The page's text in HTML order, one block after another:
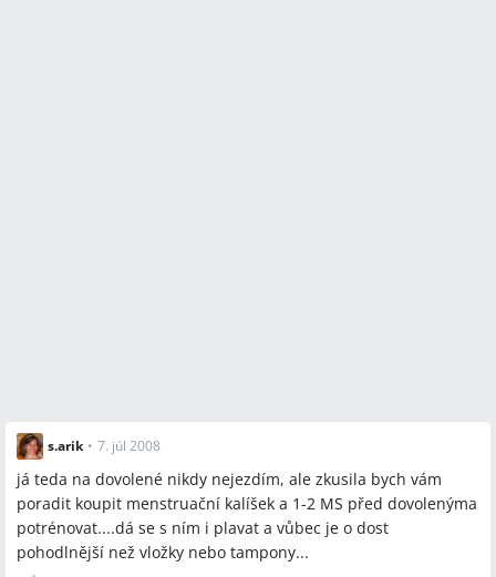
s.arik • 7. júl 2008
já teda na dovolené nikdy nejezdím, ale zkusila bych vám
poradit koupit menstruační kalíšek a 1-2 MS před dovolenýma
potrénovat....dá se s ním i plavat a vůbec je o dost
pohodlnější než vložky nebo tampony...